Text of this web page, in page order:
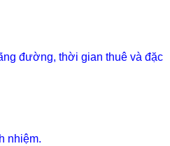
đường, thời gian thuê và đặc
nhiệm.